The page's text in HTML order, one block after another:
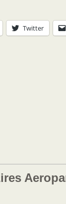
Twitter